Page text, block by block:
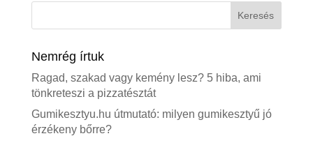
Nemrég írtuk
Ragad, szakad vagy kemény lesz? 5 hiba, ami
tönkreteszi a pizzatésztát
Gumikesztyu.hu útmutató: milyen gumikesztyű jó
érzékeny bőrre?